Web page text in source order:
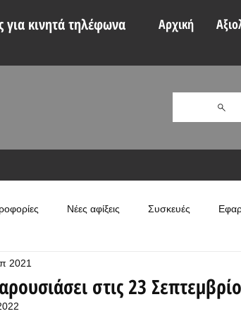
για κινητά τηλέφωνα Αρχική
Νέες αφίξεις Συσκευές
στις 23
2021